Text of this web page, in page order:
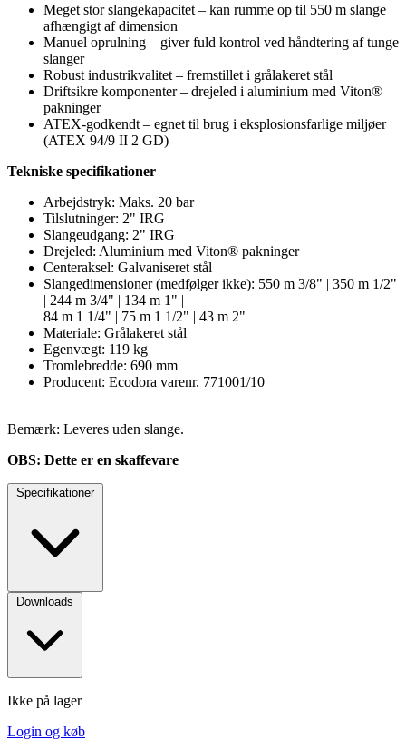
Meget stor slangekapacitet – kan rumme op til 550 m slange
afhængigt af dimension
Manuel oprulning – giver fuld kontrol ved håndtering af tunge
slanger
Robust industrikvalitet – fremstillet i grålakeret stål
Driftsikre komponenter – drejeled i aluminium med Viton®
pakninger
ATEX-godkendt – egnet til brug i eksplosionsfarlige miljøer
(ATEX 94/9 II 2 GD)
Tekniske specifikationer
Arbejdstryk: Maks. 20 bar
Tilslutninger: 2" IRG
Slangeudgang: 2" IRG
Drejeled: Aluminium med Viton® pakninger
Centeraksel: Galvaniseret stål
Slangedimensioner (medfølger ikke): 550 m 3/8" | 350 m 1/2"
| 244 m 3/4" | 134 m 1" |
84 m 1 1/4" | 75 m 1 1/2" | 43 m 2"
Materiale: Grålakeret stål
Egenvægt: 119 kg
Tromlebredde: 690 mm
Producent: Ecodora varenr. 771001/10
Bemærk: Leveres uden slange.
OBS: Dette er en skaffevare
Specifikationer
Downloads
Ikke på lager
Login og køb